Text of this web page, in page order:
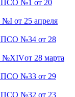
№1 от 20
от 25 апреля
№34 от 28
28 марта
№33 от 29
№32 от 23